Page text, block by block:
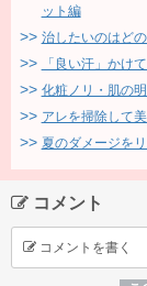
ット編
治したいのはど
「良い汗」かけ
化粧ノリ・肌の
アレを掃除して
夏のダメージを
コメント
コメントを書く